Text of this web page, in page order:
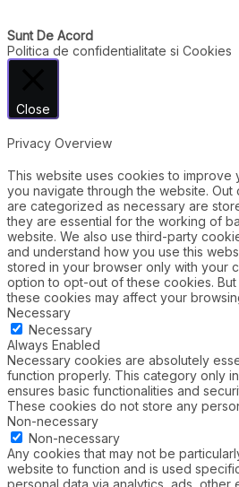
Sunt De Acord
Politica de confidentialitate si Cookies
Close
Privacy Overview
This website uses cookies to improve
you navigate through the website.
are categorized as necessary are
they are essential for the working of
website. We also use third-party
and understand how you use this
stored in your browser only with your
option to opt-out of these cookies.
these cookies may affect your
Necessary
Necessary
Always Enabled
Necessary cookies are absolutely
function properly. This category only
ensures basic functionalities and
These cookies do not store any
Non-necessary
Non-necessary
Any cookies that may not be
website to function and is used
personal data via analytics, ads, other